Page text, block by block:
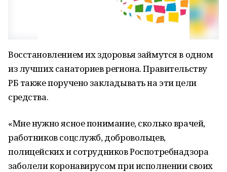
Восстановлением их здоровья займутся в одном
из лучших санаториев региона. Правительству
РБ также поручено закладывать на эти цели
средства.
«Мне нужно ясное понимание, сколько врачей,
работников соцслужб, добровольцев,
полицейских и сотрудников Роспотребнадзора
заболели коронавирусом при исполнении своих